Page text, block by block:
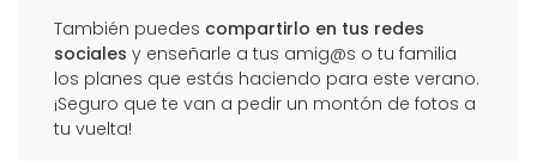
También puedes compartirlo en tus redes
sociales y enseñarle a tus amig@s o tu familia
los planes que estás haciendo para este verano.
¡Seguro que te van a pedir un montón de fotos a
tu vuelta!